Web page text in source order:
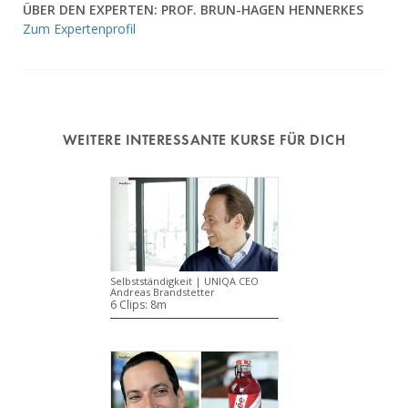
ÜBER DEN EXPERTEN: PROF. BRUN-HAGEN HENNERKES
Zum Expertenprofil
WEITERE INTERESSANTE KURSE FÜR DICH
Selbstständigkeit | UNIQA CEO
Andreas Brandstetter
6 Clips: 8m